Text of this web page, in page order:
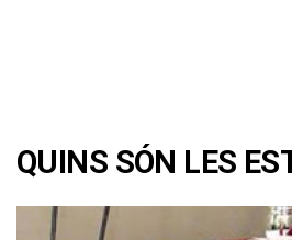
QUINS SÓN LES